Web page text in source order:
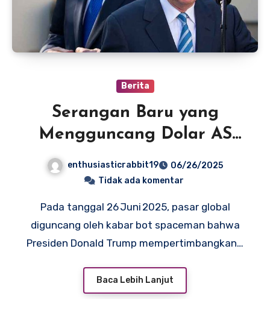
Berita
Serangan Baru yang
Mengguncang Dolar AS
dan Pasar Global Trump vs
Powell
enthusiasticrabbit19
06/26/2025
Tidak ada komentar
Pada tanggal 26 Juni 2025, pasar global
diguncang oleh kabar bot spaceman bahwa
Presiden Donald Trump mempertimbangkan…
Baca Lebih Lanjut